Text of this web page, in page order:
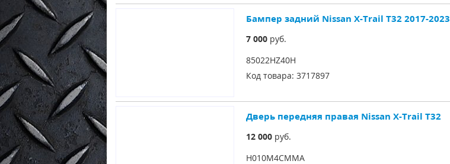
Бампер задний Nissan X-Trail T32 2017-2023
7 000руб.
85022HZ40H
Код товара: 3717897
Дверь передняя правая Nissan X-Trail T32
12 000руб.
H010M4CMMA